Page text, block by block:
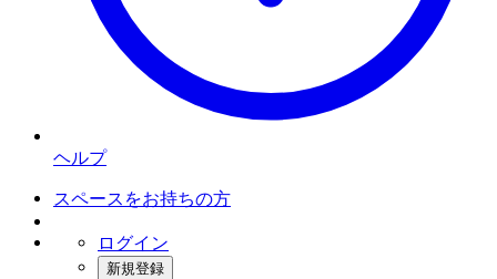
ヘルプ
スペースをお持ちの方
ログイン
新規登録